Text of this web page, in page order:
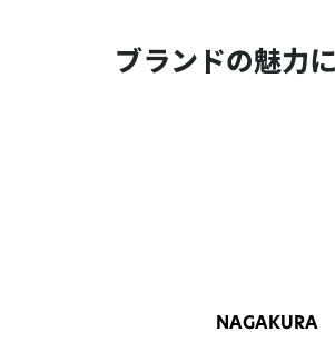
ブランドの魅力
NAGAKURA